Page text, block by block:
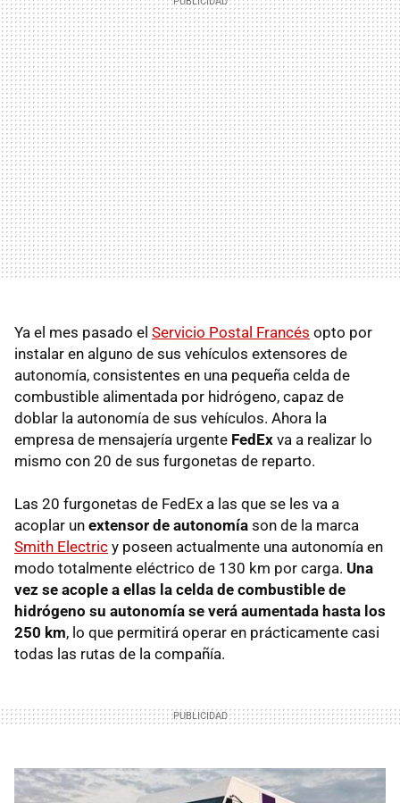
Ya el mes pasado el Servicio Postal Francés opto por
instalar en alguno de sus vehículos extensores de
autonomía, consistentes en una pequeña celda de
combustible alimentada por hidrógeno, capaz de
doblar la autonomía de sus vehículos. Ahora la
empresa de mensajería urgente FedEx va a realizar lo
mismo con 20 de sus furgonetas de reparto.
Las 20 furgonetas de FedEx a las que se les va a
acoplar un extensor de autonomía son de la marca
Smith Electric y poseen actualmente una autonomía en
modo totalmente eléctrico de 130 km por carga. Una
vez se acople a ellas la celda de combustible de
hidrógeno su autonomía se verá aumentada hasta los
250 km, lo que permitirá operar en prácticamente casi
todas las rutas de la compañía.